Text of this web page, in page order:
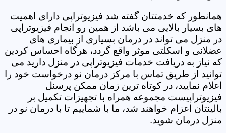
همانطور که خدمتتان گفته شد فیزیوتراپی دارای اهمیت
های بسیار بالایی می باشد از همین رو انجام فیزیوتراپی
در منزل می تواند در درمان بسیاری از بیماری های
عضلانی و اسکلتی موثر واقع گردد، هرگاه احساس کردین
که نیاز به دریافت خدمات فیزیوتراپی در منزل دارید می
توانید از طریق تماس با مرکز درمان نو درخواست خود را
اعلام نمایید، در کوتاه ترین زمان ممکن پرسنل
فیزیوتراپیست مجموعه همراه با تجهیزات تکمیل بر
بالینتان اعزام خواهند شد، ما با شماییم تا با درمان نو در
منزل درمان شوید.